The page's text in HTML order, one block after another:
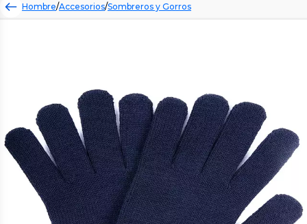
Hombre/Accesorios/Sombreros y Gorros